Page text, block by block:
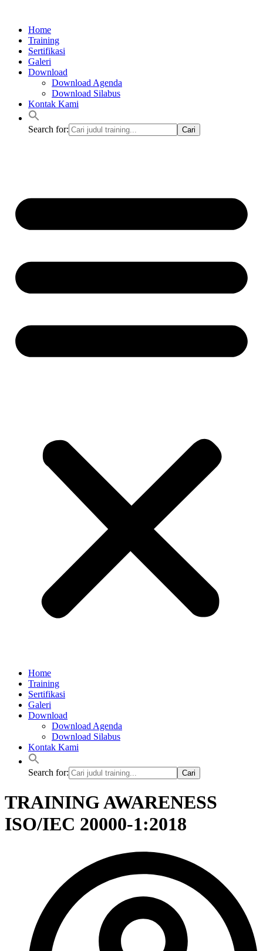
kontenHome
Training
Sertifikasi
Galeri
Download
Download Agenda
Download Silabus
Kontak Kami
Search for:
Home
Training
Sertifikasi
Galeri
Download
Download Agenda
Download Silabus
Kontak Kami
Search for:
TRAINING AWARENESS
ISO/IEC 20000-1:2018